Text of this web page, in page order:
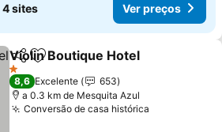
4 sites Ver preços
PartilharAdicionar aos favoritos
Violin Boutique Hotel
1 Estrelas
8,6 Excelente
653
a 0.3 km de Mesquita Azul
Conversão de casa histórica